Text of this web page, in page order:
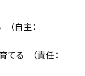
自主：
てる （責任：